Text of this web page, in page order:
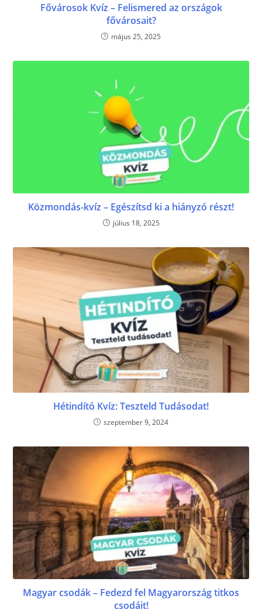
Fővárosok Kvíz – Felismered az országok
fővárosait?
május 25, 2025
Közmondás-kvíz – Egészítsd ki a hiányzó részt!
július 18, 2025
Hétindító Kvíz: Teszteld Tudásodat!
szeptember 9, 2024
Magyar csodák – Fedezd fel Magyarország titkos
csodáit!